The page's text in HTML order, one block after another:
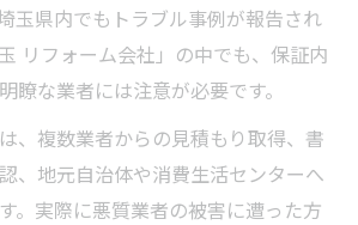
玉県内でもトラブル事例が報告され
リフォーム会社」の中でも、保証内
瞭な業者には注意が必要です。
、複数業者からの見積もり取得、書
、地元自治体や消費生活センターへ
。実際に悪質業者の被害に遭った方